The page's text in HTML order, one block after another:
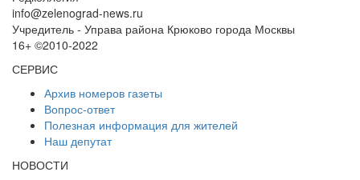
info@zelenograd-news.ru
Учредитель - Управа района Крюково города Москвы
16+ ©2010-2022
СЕРВИС
Архив номеров газеты
Вопрос-ответ
Полезная информация для жителей
Наш депутат
НОВОСТИ